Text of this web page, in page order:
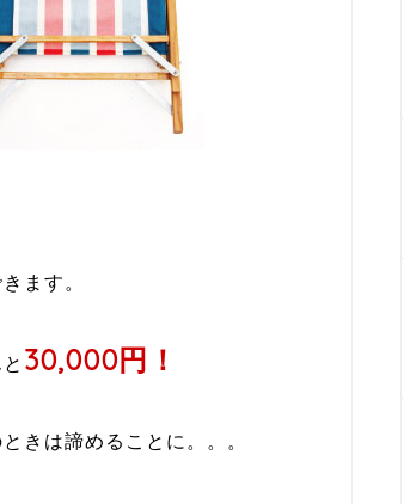
ます。
30,000円！
きは諦めることに。。。